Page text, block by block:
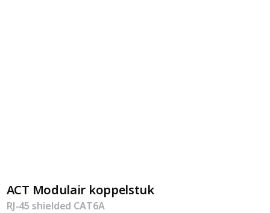
ACT Modulair koppelstuk
RJ-45 shielded CAT6A